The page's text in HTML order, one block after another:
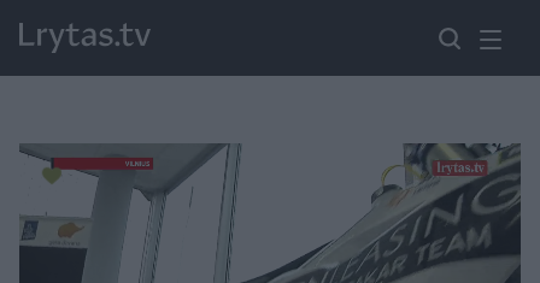
Paremkite Ukrainą